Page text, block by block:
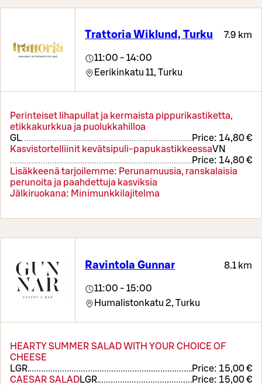
Trattoria Wiklund, Turku 7.9 km
11:00 - 14:00
Eerikinkatu 11, Turku
Perinteiset lihapullat ja kermaista pippurikastiketta,
etikkakurkkua ja puolukkahilloa
GL Price: 14,80 €
Kasvistortelliinit kevätsipuli-papukastikkeessaVN
Price: 14,80 €
Lisäkkeenä tarjoilemme: Perunamuusia, ranskalaisia
perunoita ja paahdettuja kasviksia
Jälkiruokana: Minimunkkilajitelma
Ravintola Gunnar 8.1 km
11:00 - 15:00
Humalistonkatu 2, Turku
HEARTY SUMMER SALAD WITH YOUR CHOICE OF
CHEESE
LGR Price: 15,00 €
CAESAR SALADLGR Price: 15,00 €